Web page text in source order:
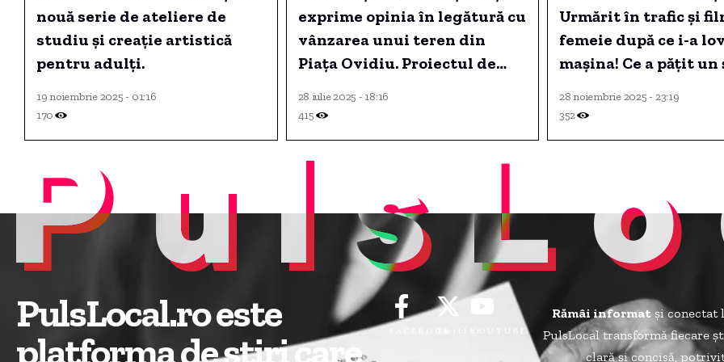
nouă serie de ateliere de
studiu și creație artistică
pentru adulți.
19 noiembrie 2025 - 01:16
170
exprime opinia în legătură cu
vânzarea unui teren din
Piața Ovidiu. Proiectul de
votului în ședința CLM din 30
28 iulie 2025 - 18:16
415
Urmărit în trafic și
femeie după ce i-a
mașina! Ce a pățit un
28 noiembrie 2025 - 23:19
352
PulsLocal.ro este
platforma de știri care
YOUTUBE
Rămâi informatși conectat
PulsLocal transformă fiecare
clară și concisă,